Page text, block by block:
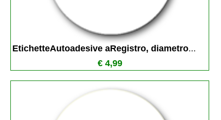
EtichetteAutoadesive aRegistro, diametro...
€ 4,99